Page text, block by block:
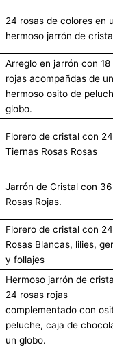
24 rosas de colores en
hermoso jarrón de
Arreglo en jarrón con 18
rojas acompañdas de un
hermoso osito de
globo.
Florero de cristal con 24
Tiernas Rosas Rosas
Jarrón de Cristal con 36
Rosas Rojas.
Florero de cristal con 24
Rosas Blancas, lilies,
y follajes
Hermoso jarrón de
24 rosas rojas
complementado con
peluche, caja de
un globo.